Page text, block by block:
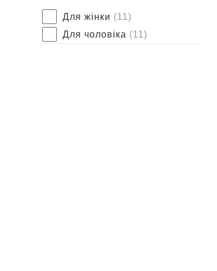
Для жінки (11)
Для чоловіка (11)